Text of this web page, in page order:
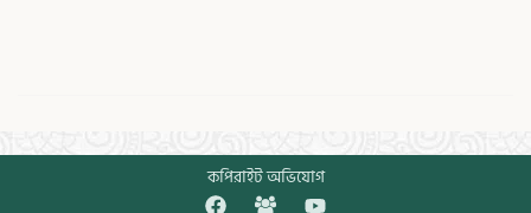
কপিরাইট অভিযোগ